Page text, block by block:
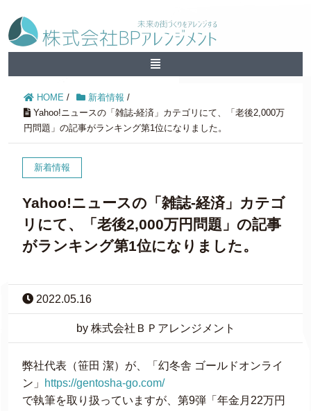
HOME / 新着情報 /
Yahoo!ニュースの「雑誌-経済」カテゴリにて、「老後2,000万
円問題」の記事がランキング第1位になりました。
新着情報
Yahoo!ニュースの「雑誌-経済」カテゴ
リにて、「老後2,000万円問題」の記事
がランキング第1位になりました。
2022.05.16
by 株式会社ＢＰアレンジメント
弊社代表（笹田 潔）が、「幻冬舎 ゴールドオンライ
ン」
https://gentosha-go.com/
で執筆を取り扱っていますが、第9弾「年金月22万円